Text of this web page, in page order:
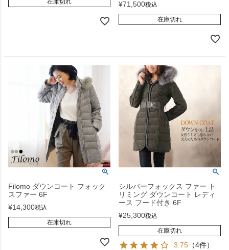
在庫切れ ¥71,500税込
在庫切れ
Filomo ダウンコート フォック
スファー 6F
¥14,300税込
在庫切れ
シルバーフォックス ファー ト
リミング ダウンコート レディ
ース フード付き 6F
¥25,300税込
在庫切れ
3.75 （4件）